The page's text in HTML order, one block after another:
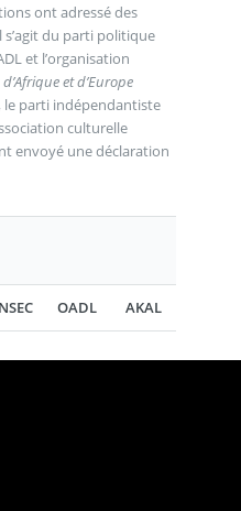
ont adressé des
du parti politique
et l’organisation
et d’Europe
culturelle
envoyé une déclaration
NSEC OADL AKAL